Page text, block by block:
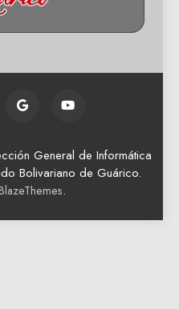
General de Informática
Bolivariano de Guárico.
.